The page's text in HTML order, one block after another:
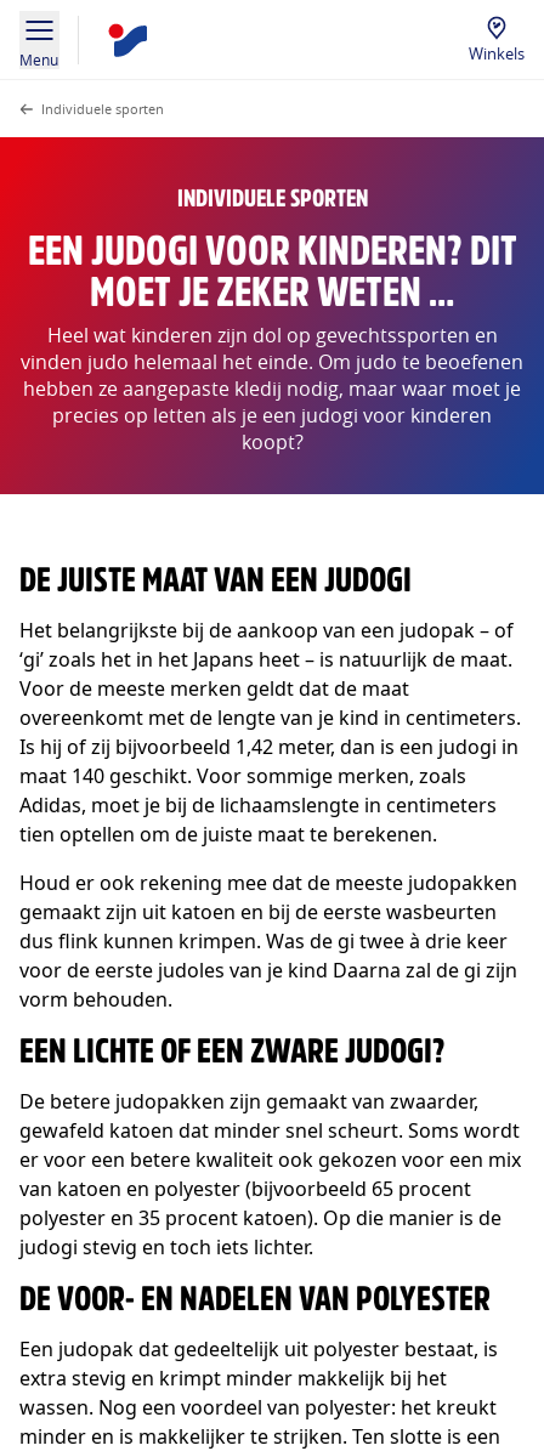
Menu Winkels
Individuele sporten
INDIVIDUELE SPORTEN
EEN JUDOGI VOOR KINDEREN? DIT
MOET JE ZEKER WETEN …
Heel wat kinderen zijn dol op gevechtssporten en
vinden judo helemaal het einde. Om judo te beoefenen
hebben ze aangepaste kledij nodig, maar waar moet je
precies op letten als je een judogi voor kinderen
koopt?
DE JUISTE MAAT VAN EEN JUDOGI
Het belangrijkste bij de aankoop van een judopak – of
‘gi’ zoals het in het Japans heet – is natuurlijk de maat.
Voor de meeste merken geldt dat de maat
overeenkomt met de lengte van je kind in centimeters.
Is hij of zij bijvoorbeeld 1,42 meter, dan is een judogi in
maat 140 geschikt. Voor sommige merken, zoals
Adidas, moet je bij de lichaamslengte in centimeters
tien optellen om de juiste maat te berekenen.
Houd er ook rekening mee dat de meeste judopakken
gemaakt zijn uit katoen en bij de eerste wasbeurten
dus flink kunnen krimpen. Was de gi twee à drie keer
voor de eerste judoles van je kind Daarna zal de gi zijn
vorm behouden.
EEN LICHTE OF EEN ZWARE JUDOGI?
De betere judopakken zijn gemaakt van zwaarder,
gewafeld katoen dat minder snel scheurt. Soms wordt
er voor een betere kwaliteit ook gekozen voor een mix
van katoen en polyester (bijvoorbeeld 65 procent
polyester en 35 procent katoen). Op die manier is de
judogi stevig en toch iets lichter.
DE VOOR- EN NADELEN VAN POLYESTER
Een judopak dat gedeeltelijk uit polyester bestaat, is
extra stevig en krimpt minder makkelijk bij het
wassen. Nog een voordeel van polyester: het kreukt
minder en is makkelijker te strijken. Ten slotte is een